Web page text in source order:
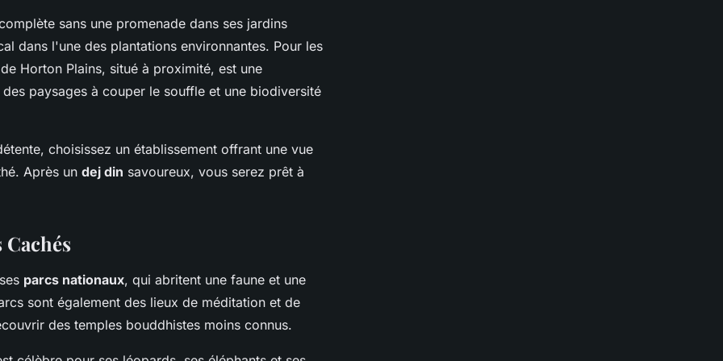
sans une promenade dans ses jardins
dans l'une des plantations environnantes. Pour les
Horton Plains, situé à proximité, est une
paysages à couper le souffle et une biodiversité
choisissez un établissement offrant une vue
Après un dej din savoureux, vous serez prêt à
parcs nationaux, qui abritent une faune et une
sont également des lieux de méditation et de
des temples bouddhistes moins connus.